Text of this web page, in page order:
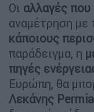
Οι αλλαγές
αναμέτρηση με
κάποιους
παράδειγμα, η
πηγές
Ευρώπη, θα
Λεκάνης